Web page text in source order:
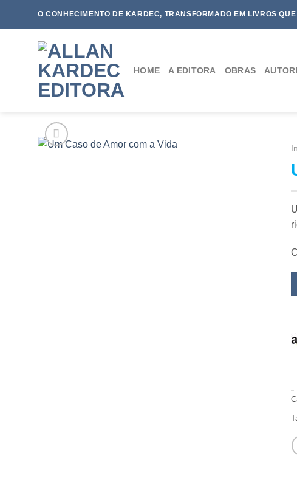
O CONHECIMENTO DE KARDEC, TRANSFORMADO EM LIVROS
HOME A EDITORA OBRAS